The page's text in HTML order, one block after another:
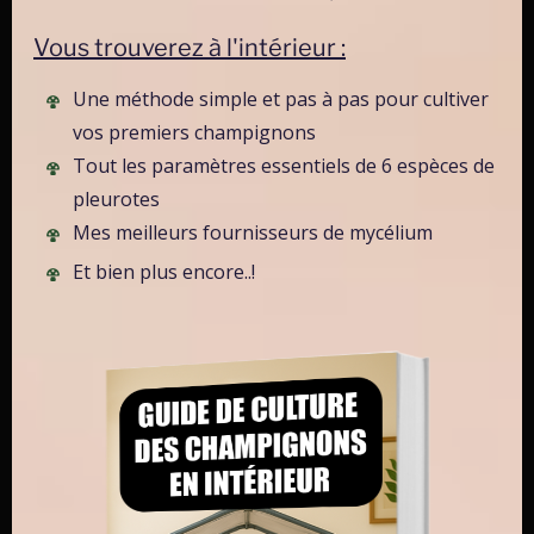
Les 5 erreurs fréquentes en culture de
champignons en cave
Choisir une espèce inadaptée à la température de la
cave— c’est la cause n°1 d’échec. Vérifiez toujours la
Négliger la ventilation
Inoculer sur un substrat trop chaud
— attendez
toujours que le substrat pasteurisé redescende sous
30°C avant d’ajouter le mycélium.
Humidité insuffisante— les primordias sèchent très
facilement. Vaporisez régulièrement, surtout dans les
premières heures après l’ouverture des sacs.
Vous trouverez à l'intérieur :
Une méthode simple et pas à pas pour cultiver
vos premiers champignons
Tout les paramètres essentiels de 6 espèces de
pleurotes
Mes meilleurs fournisseurs de mycélium
Et bien plus encore..!